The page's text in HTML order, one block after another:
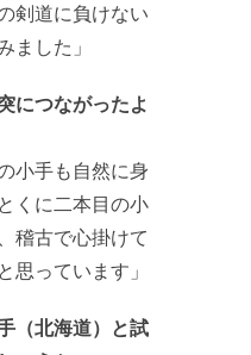
剣道に負けない
ました」
につながったよ
小手も自然に身
くに二本目の小
稽古で心掛けて
思っています」
（北海道）と試